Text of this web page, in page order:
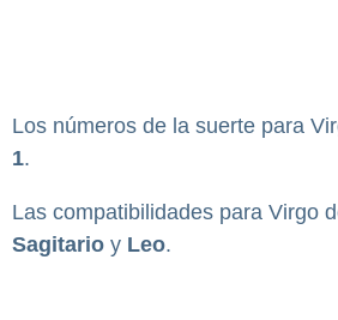
Los números de la suerte para
1.
Las compatibilidades para Virgo
Sagitario y Leo.